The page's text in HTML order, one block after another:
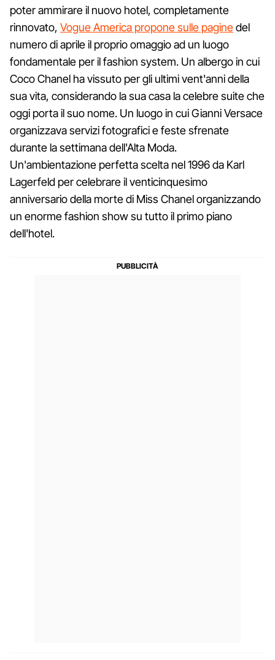
poter ammirare il nuovo hotel, completamente
rinnovato, Vogue America propone sulle paginedel
numero di aprile il proprio omaggio ad un luogo
fondamentale per il fashion system. Un albergo in cui
Coco Chanel ha vissuto per gli ultimi vent'anni della
sua vita, considerando la sua casa la celebre suite che
oggi porta il suo nome. Un luogo in cui Gianni Versace
organizzava servizi fotografici e feste sfrenate
durante la settimana dell'Alta Moda.
Un'ambientazione perfetta scelta nel 1996 da Karl
Lagerfeld per celebrare il venticinquesimo
anniversario della morte di Miss Chanel organizzando
un enorme fashion show su tutto il primo piano
dell'hotel.